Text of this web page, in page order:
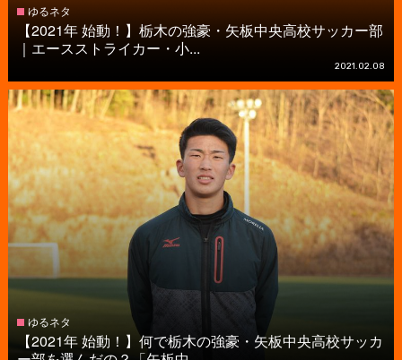
ゆるネタ
【2021年 始動！】栃木の強豪・矢板中央高校サッカー部
｜エースストライカー・小...
2021.02.08
ゆるネタ
【2021年 始動！】何で栃木の強豪・矢板中央高校サッカ